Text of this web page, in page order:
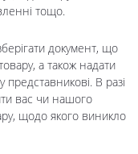
тощо.
документ, що
а також надати
В разі
вас чи нашого
щодо якого виникло